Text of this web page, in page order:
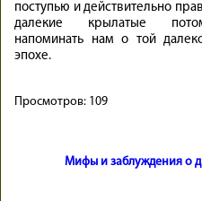
поступью и действительно
далекие крылатые
напоминать нам о той
эпохе.
Просмотров: 109
Мифы и заблуждения о